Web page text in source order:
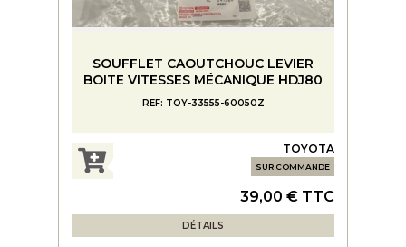
SOUFFLET CAOUTCHOUC LEVIER
BOITE VITESSES MÉCANIQUE HDJ80
REF: TOY-33555-60050Z
TOYOTA
SUR COMMANDE
39,00 € TTC
DÉTAILS